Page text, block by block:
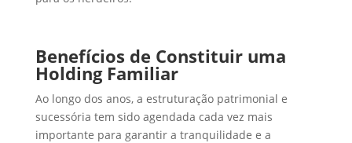
Benefícios de Constituir uma
Holding Familiar
Ao longo dos anos, a estruturação patrimonial e
sucessória tem sido agendada cada vez mais
importante para garantir a tranquilidade e a